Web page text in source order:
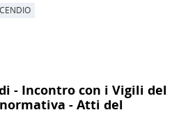
- Incontro con i Vigili del
- Atti del